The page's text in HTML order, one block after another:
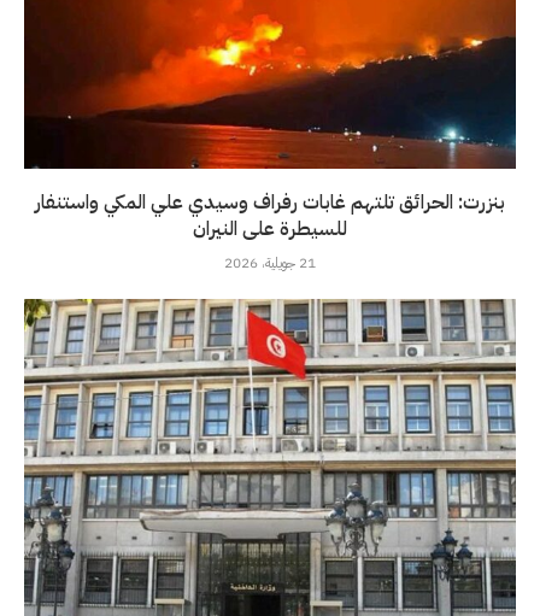
بنزرت: الحرائق تلتهم غابات رفراف وسيدي علي المكي واستنفار
للسيطرة على النيران
21 جويلية، 2026